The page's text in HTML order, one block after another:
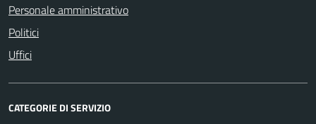
Personale amministrativo
Politici
Uffici
CATEGORIE DI SERVIZIO